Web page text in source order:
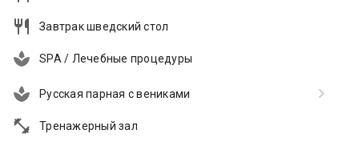
Завтрак шведский стол
SPA / Лечебные процедуры
Русская парная с вениками
Тренажерный зал